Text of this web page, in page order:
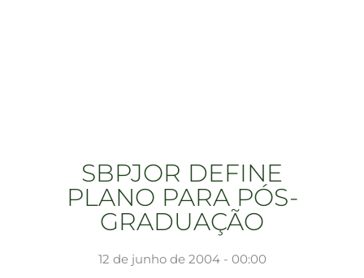
SBPJOR DEFINE
PLANO PARA PÓS-
GRADUAÇÃO
12 de junho de 2004 - 00:00